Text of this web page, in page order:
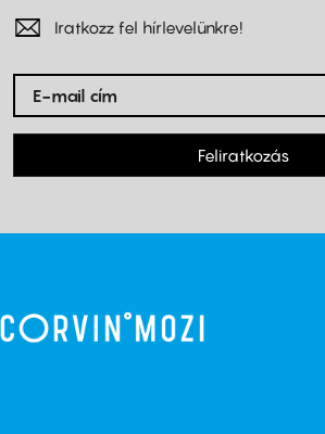
Iratkozz fel hírlevelünkre!
Feliratkozás